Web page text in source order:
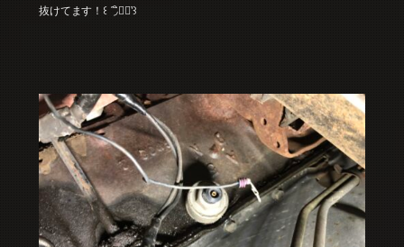
抜けてます！꒰ ΄◞ิ◟ิ‵꒱